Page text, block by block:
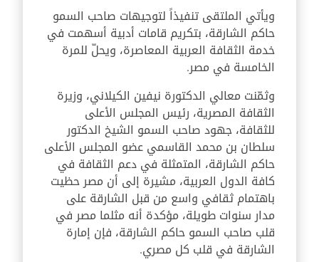
ويأتي الملتقى تنفيذاً لتوجيهات صاحب السمو
حاكم الشارقة، بتكريم قامات أدبية أسهمت في
خدمة الثقافة العربية المعاصرة، ويحلّ للمرة
الخامسة في مصر.
وثمّنت معالي الدكتورة نيفين الكيلاني، وزيرة
الثقافة المصرية، رئيس المجلس الأعلى
للثقافة، جهود صاحب السمو الشيخ الدكتور
سلطان بن محمد القاسمي عضو المجلس الأعلى
حاكم الشارقة، المتمثلة في دعم الثقافة في
كافة الدول العربية، مشيرة إلى أن مصر حظيت
باهتمام ثقافي واسع من قبل الشارقة على
مدار سنوات طويلة، مؤكدة أنه مثلما مصر في
قلب صاحب السمو حاكم الشارقة، فإن إمارة
الشارقة في قلب كل مصري.